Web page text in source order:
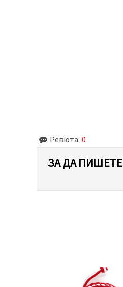
Ревюта: 0
ЗА ДА